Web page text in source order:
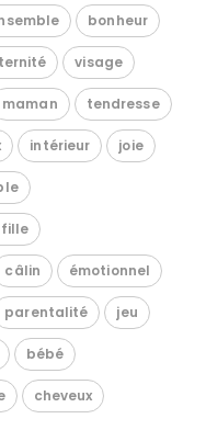
bonheur
visage
maman tendresse
intérieur joie
fille
câlin émotionnel
parentalité jeu
bébé
cheveux